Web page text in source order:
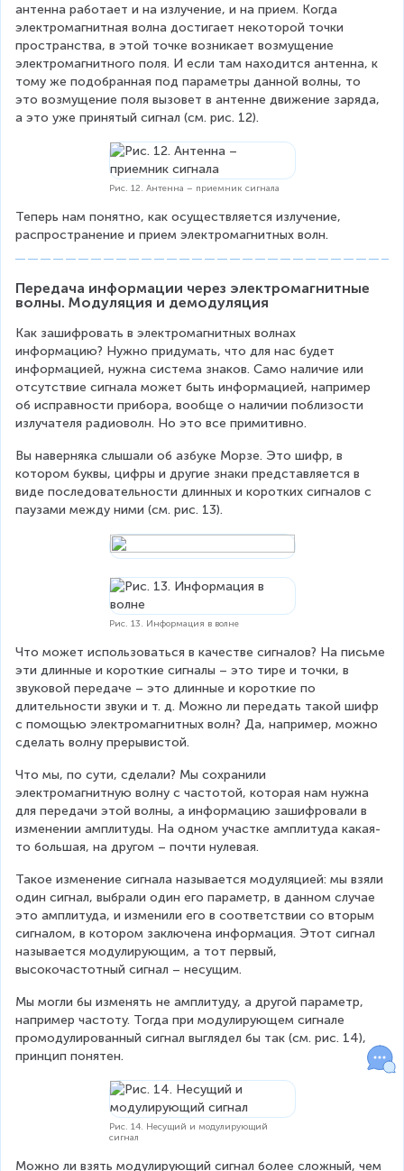
антенна работает и на излучение, и на прием. Когда
электромагнитная волна достигает некоторой точки
пространства, в этой точке возникает возмущение
электромагнитного поля. И если там находится антенна, к
тому же подобранная под параметры данной волны, то
это возмущение поля вызовет в антенне движение заряда,
а это уже принятый сигнал (см. рис. 12).
Рис. 12. Антенна – приемник сигнала
Теперь нам понятно, как осуществляется излучение,
распространение и прием электромагнитных волн.
Передача информации через электромагнитные
волны. Модуляция и демодуляция
Как зашифровать в электромагнитных волнах
информацию? Нужно придумать, что для нас будет
информацией, нужна система знаков. Само наличие или
отсутствие сигнала может быть информацией, например
об исправности прибора, вообще о наличии поблизости
излучателя радиоволн. Но это все примитивно.
Вы наверняка слышали об азбуке Морзе. Это шифр, в
котором буквы, цифры и другие знаки представляется в
виде последовательности длинных и коротких сигналов с
паузами между ними (см. рис. 13).
Рис. 13. Информация в волне
Что может использоваться в качестве сигналов? На письме
эти длинные и короткие сигналы – это тире и точки, в
звуковой передаче – это длинные и короткие по
длительности звуки и т. д. Можно ли передать такой шифр
с помощью электромагнитных волн? Да, например, можно
сделать волну прерывистой.
Что мы, по сути, сделали? Мы сохранили
электромагнитную волну с частотой, которая нам нужна
для передачи этой волны, а информацию зашифровали в
изменении амплитуды. На одном участке амплитуда какая-
то большая, на другом – почти нулевая.
Такое изменение сигнала называется модуляцией: мы взяли
один сигнал, выбрали один его параметр, в данном случае
это амплитуда, и изменили его в соответствии со вторым
сигналом, в котором заключена информация. Этот сигнал
называется модулирующим, а тот первый,
высокочастотный сигнал – несущим.
Мы могли бы изменять не амплитуду, а другой параметр,
например частоту. Тогда при модулирующем сигнале
промодулированный сигнал выглядел бы так (см. рис. 14),
принцип понятен.
Рис. 14. Несущий и модулирующий
сигнал
Можно ли взять модулирующий сигнал более сложный, чем